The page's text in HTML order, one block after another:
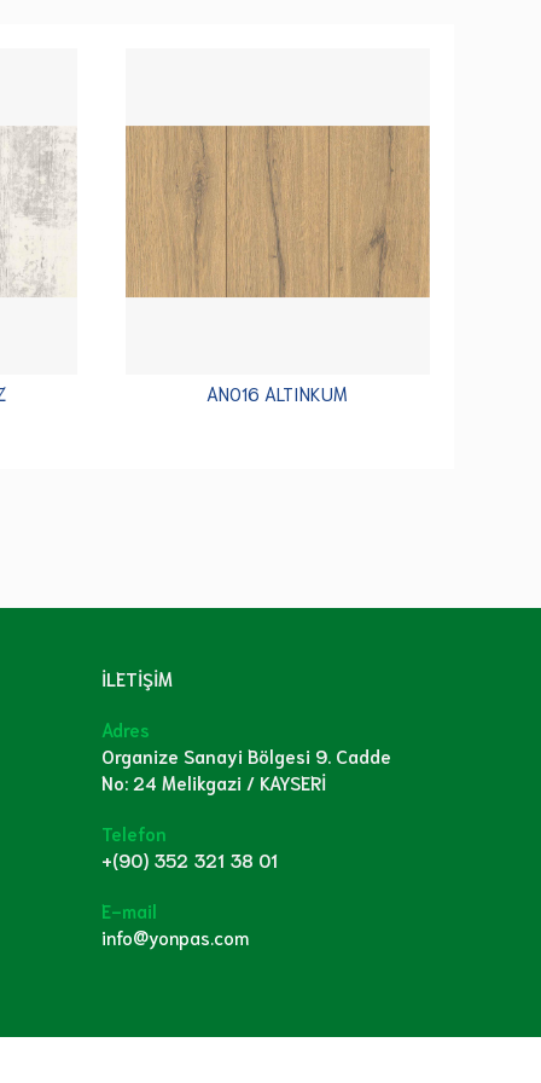
AN016 ALTINKUM
İLETİŞİM
Adres
Organize Sanayi Bölgesi 9. Cadde
No: 24 Melikgazi / KAYSERİ
Telefon
+(90) 352 321 38 01
E-mail
info@yonpas.com